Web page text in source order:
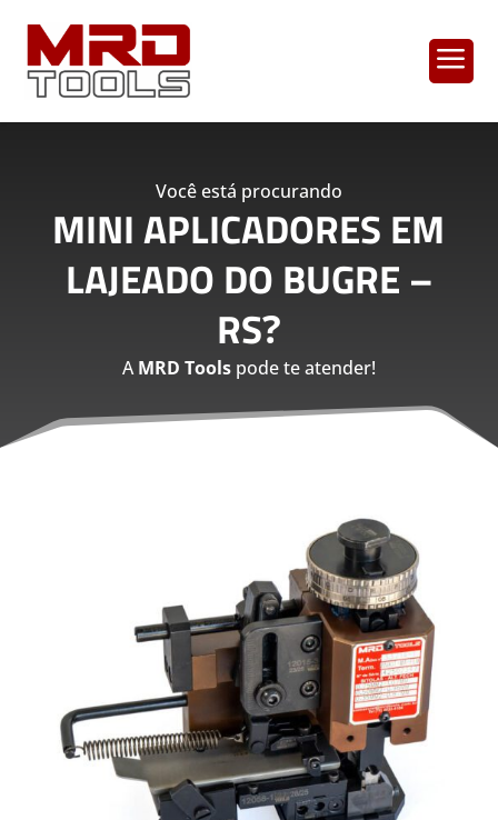
a
Você está procurando
MINI APLICADORES EM
LAJEADO DO BUGRE –
RS?
AMRD Toolspode te atender!